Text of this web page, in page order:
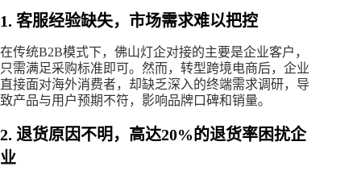
1. 客服经验缺失，市场需求难以把控
在传统B2B模式下，佛山灯企对接的主要是企业客户，
只需满足采购标准即可。然而，转型跨境电商后，企业
直接面对海外消费者，却缺乏深入的终端需求调研，导
致产品与用户预期不符，影响品牌口碑和销量。
2. 退货原因不明，高达20%的退货率困扰企
业